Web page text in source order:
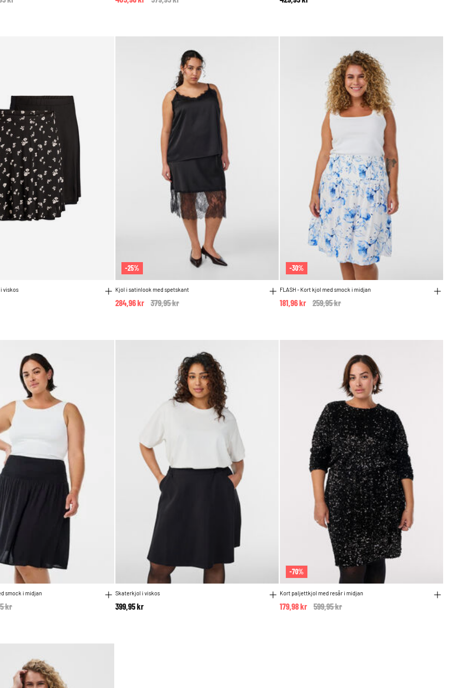
viskos
-25%
Kjol i satinlook med spetskant
Price reduced from
379,95 kr
284,96 kr
-30%
FLASH - Kort kjol med smock i midjan
Price reduced from
259,95 kr
181,96 kr
smock i midjan
from
kr
Skaterkjol i viskos
399,95 kr
-70%
Kort paljettkjol med resår i midjan
Price reduced from
599,95 kr
179,98 kr